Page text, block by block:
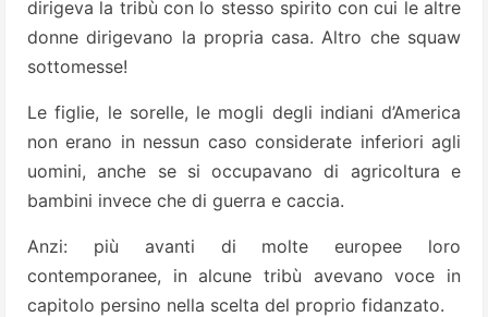
dirigeva la tribù con lo stesso spirito con cui le altre
donne dirigevano la propria casa. Altro che squaw
sottomesse!
Le figlie, le sorelle, le mogli degli indiani d’America
non erano in nessun caso considerate inferiori agli
uomini, anche se si occupavano di agricoltura e
bambini invece che di guerra e caccia.
Anzi: più avanti di molte europee loro
contemporanee, in alcune tribù avevano voce in
capitolo persino nella scelta del proprio fidanzato.